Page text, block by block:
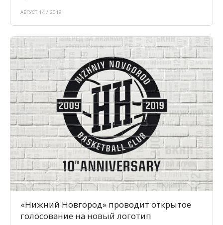
АВГУСТ 14 / 2019
«Нижний Новгород» проводит открытое
голосование на новый логотип